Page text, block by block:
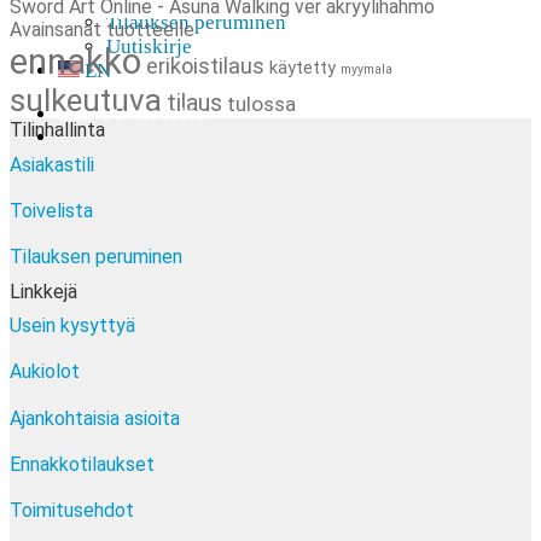
Tilauksen peruminen
Uutiskirje
EN
0,00 € 0 tuotetta
Sword Art Online - Asuna Walking ver akryylihahmo
Avainsanat tuotteelle
ennakko erikoistilaus käytetty myymala
sulkeutuva tilaus tulossa
Tilinhallinta
Asiakastili
Toivelista
Tilauksen peruminen
Linkkejä
Usein kysyttyä
Aukiolot
Ajankohtaisia asioita
Ennakkotilaukset
Toimitusehdot